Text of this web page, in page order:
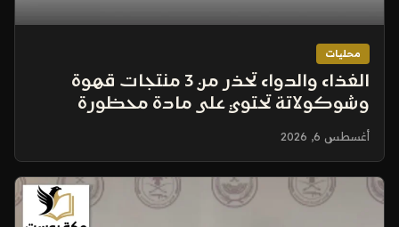
محليات
الغذاء والدواء تحذر من 3 منتجات قهوة
وشوكولاتة تحتوي على مادة محظورة
أغسطس 6, 2026